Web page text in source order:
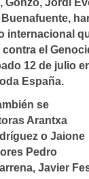
Gonzo, Jordi
internacional
contra el
12 de julio
España.
se
Arantxa
o Jaione
Pedro
Javier